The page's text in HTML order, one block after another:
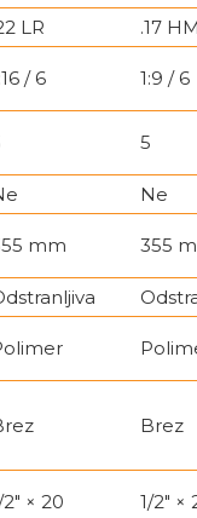
LR
.17
/ 6 1:9 / 6
5
Ne
mm 355
Brez
2″ × 20 1/2″ ×